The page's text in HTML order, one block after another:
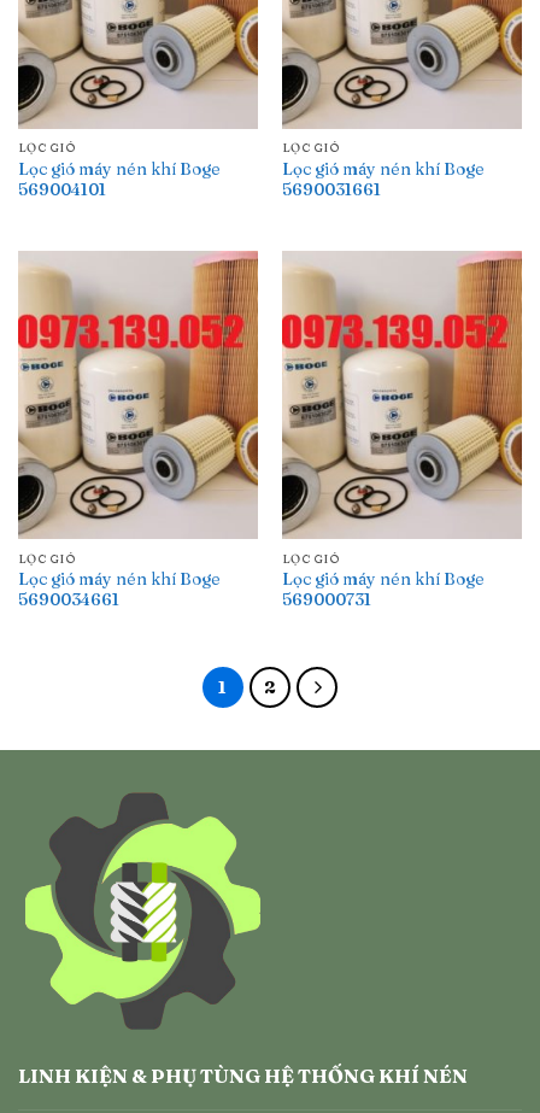
LỌC GIÓ
Lọc gió máy nén khí Boge
569004101
LỌC GIÓ
Lọc gió máy nén khí Boge
5690031661
LỌC GIÓ
Lọc gió máy nén khí Boge
5690034661
LỌC GIÓ
Lọc gió máy nén khí Boge
569000731
1 2
LINH KIỆN & PHỤ TÙNG HỆ THỐNG KHÍ NÉN